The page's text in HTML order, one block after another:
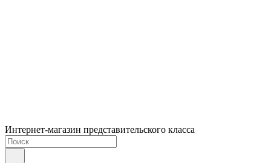
Интернет-магазин представительского класса